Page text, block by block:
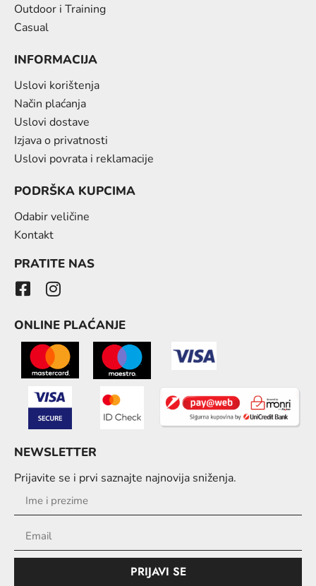
Outdoor i Training
Casual
INFORMACIJA
Uslovi korištenja
Način plaćanja
Uslovi dostave
Izjava o privatnosti
Uslovi povrata i reklamacije
PODRŠKA KUPCIMA
Odabir veličine
Kontakt
PRATITE NAS
ONLINE PLAĆANJE
NEWSLETTER
Prijavite se i prvi saznajte najnovija sniženja.
PRIJAVI SE